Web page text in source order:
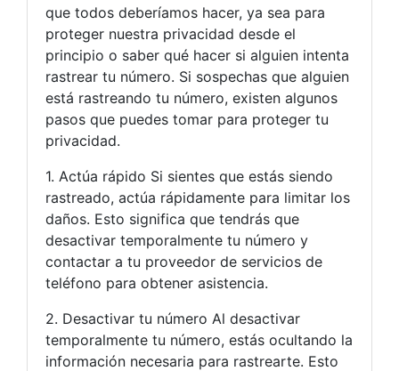
que todos deberíamos hacer, ya sea para
proteger nuestra privacidad desde el
principio o saber qué hacer si alguien intenta
rastrear tu número. Si sospechas que alguien
está rastreando tu número, existen algunos
pasos que puedes tomar para proteger tu
privacidad.
1. Actúa rápido Si sientes que estás siendo
rastreado, actúa rápidamente para limitar los
daños. Esto significa que tendrás que
desactivar temporalmente tu número y
contactar a tu proveedor de servicios de
teléfono para obtener asistencia.
2. Desactivar tu número Al desactivar
temporalmente tu número, estás ocultando la
información necesaria para rastrearte. Esto